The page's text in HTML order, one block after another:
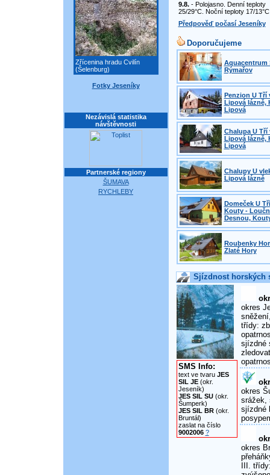
Zřícenina hradu Cvilín
(Šelenburg)
Fotky Jeseníky
Nezávislá statistika
návštěvnosti
Partnerské regiony
ŠUMAVA
RYCHLEBY
9.8.- Polojasno. Denní teploty
25/29°C. Noční teploty 17/
Předpověď počasí Jeseníky
Doporučujeme
Aquacentrum
Rýmařov
Penzion U Tří
Lipová lázně,
Lipová
Chalupa U Tří
Lipová lázně,
Lipová
Chalupy U
Lipová lázně
Domeček U
Kouty -
Desnou,
Roubenky
Zlaté Hory
Sjízdnost horských
SMS Info:
text ve tvaru JES
SIL JE(okr.
Jeseník)
JES SIL SU(okr.
Šumperk)
JES SIL BR(okr.
Bruntál)
zaslat na číslo
9002006 ?
okres
třídy:
sjízdné
okres
srážek,
sjízdné
okres
III.